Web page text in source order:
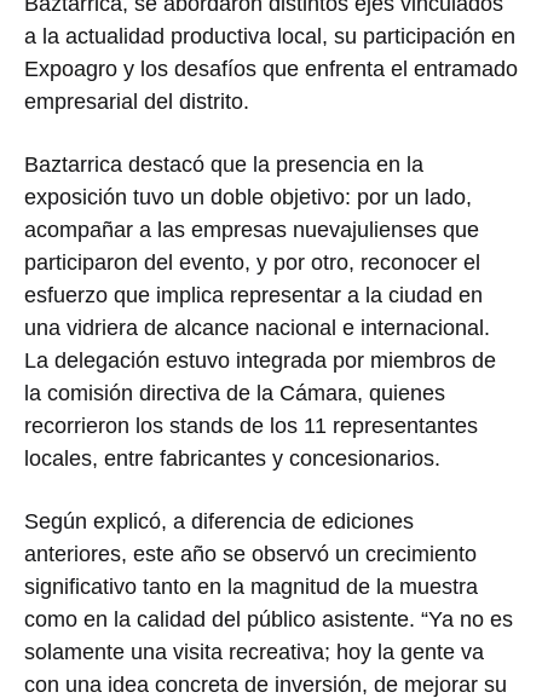
a la actualidad productiva local, su participación en
Expoagro y los desafíos que enfrenta el entramado
empresarial del distrito.
Baztarrica destacó que la presencia en la
exposición tuvo un doble objetivo: por un lado,
acompañar a las empresas nuevajulienses que
participaron del evento, y por otro, reconocer el
esfuerzo que implica representar a la ciudad en
una vidriera de alcance nacional e internacional.
La delegación estuvo integrada por miembros de
la comisión directiva de la Cámara, quienes
recorrieron los stands de los 11 representantes
locales, entre fabricantes y concesionarios.
Según explicó, a diferencia de ediciones
anteriores, este año se observó un crecimiento
significativo tanto en la magnitud de la muestra
como en la calidad del público asistente. “Ya no es
solamente una visita recreativa; hoy la gente va
con una idea concreta de inversión, de mejorar su